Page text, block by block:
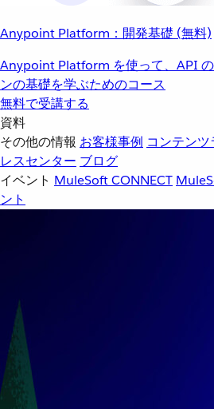
Anypoint Platform：開発基礎 (無料)
Anypoint Platform を使って、API
ンの基礎を学ぶためのコース
無料で受講する
資料
その他の情報 お客様事例 コンテンツ
レスセンター ブログ
イベント MuleSoft CONNECT
ント